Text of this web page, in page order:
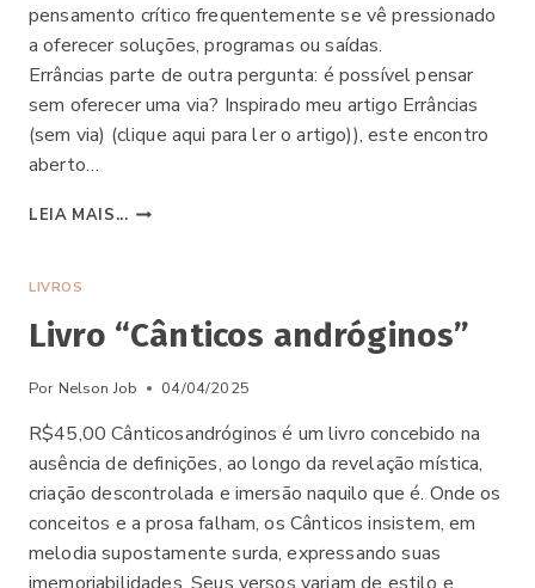
pensamento crítico frequentemente se vê pressionado
a oferecer soluções, programas ou saídas.
Errâncias parte de outra pergunta: é possível pensar
sem oferecer uma via? Inspirado meu artigo Errâncias
(sem via) (clique aqui para ler o artigo)), este encontro
aberto…
LEIA MAIS... CURSO
LIVROS
Livro “Cânticos andróginos”
Por Nelson Job 04/04/2025
R$45,00 Cânticosandróginos é um livro concebido na
ausência de definições, ao longo da revelação mística,
criação descontrolada e imersão naquilo que é. Onde os
conceitos e a prosa falham, os Cânticos insistem, em
melodia supostamente surda, expressando suas